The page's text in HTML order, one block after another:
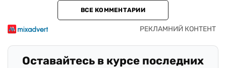
ВСЕ КОММЕНТАРИИ
Оставайтесь в курсе последних